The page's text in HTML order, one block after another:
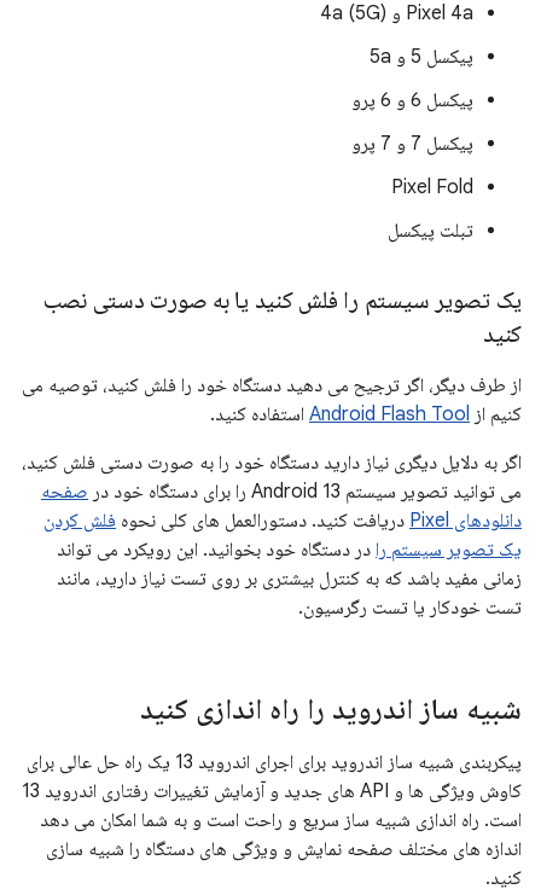
Pixel 4a و 4a (5G)
پیکسل 5 و 5a
پیکسل 6 و 6 پرو
پیکسل 7 و 7 پرو
Pixel Fold
تبلت پیکسل
یک تصویر سیستم را فلش کنید یا به صورت دستی نصب
کنید
از طرف دیگر، اگر ترجیح می دهید دستگاه خود را فلش کنید، توصیه می
کنیم از Android Flash Tool استفاده کنید.
اگر به دلایل دیگری نیاز دارید دستگاه خود را به صورت دستی فلش کنید،
می توانید تصویر سیستم Android 13 را برای دستگاه خود در
صفحه
دانلودهای Pixel
دریافت کنید. دستورالعمل های کلی نحوه فلش کردن
یک تصویر سیستم را در دستگاه خود بخوانید. این رویکرد می تواند
زمانی مفید باشد که به کنترل بیشتری بر روی تست نیاز دارید، مانند
تست خودکار یا تست رگرسیون.
شبیه ساز اندروید را راه اندازی کنید
پیکربندی شبیه ساز اندروید برای اجرای اندروید 13 یک راه حل عالی برای
کاوش ویژگی ها و API های جدید و آزمایش تغییرات رفتاری اندروید 13
است. راه اندازی شبیه ساز سریع و راحت است و به شما امکان می دهد
اندازه های مختلف صفحه نمایش و ویژگی های دستگاه را شبیه سازی
کنید.